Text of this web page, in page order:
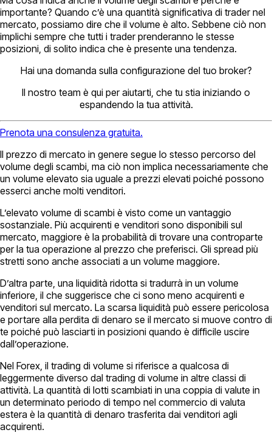
importante? Quando c’è una quantità significativa di trader nel
mercato, possiamo dire che il volume è alto. Sebbene ciò non
implichi sempre che tutti i trader prenderanno le stesse
posizioni, di solito indica che è presente una tendenza.
Hai una domanda sulla configurazione del tuo broker?
Il nostro team è qui per aiutarti, che tu stia iniziando o
espandendo la tua attività.
Prenota una consulenza gratuita.
Il prezzo di mercato in genere segue lo stesso percorso del
volume degli scambi, ma ciò non implica necessariamente che
un volume elevato sia uguale a prezzi elevati poiché possono
esserci anche molti venditori.
L’elevato volume di scambi è visto come un vantaggio
sostanziale. Più acquirenti e venditori sono disponibili sul
mercato, maggiore è la probabilità di trovare una controparte
per la tua operazione al prezzo che preferisci. Gli spread più
stretti sono anche associati a un volume maggiore.
D’altra parte, una liquidità ridotta si tradurrà in un volume
inferiore, il che suggerisce che ci sono meno acquirenti e
venditori sul mercato. La scarsa liquidità può essere pericolosa
e portare alla perdita di denaro se il mercato si muove contro di
te poiché può lasciarti in posizioni quando è difficile uscire
dall’operazione.
Nel Forex, il trading di volume si riferisce a qualcosa di
leggermente diverso dal trading di volume in altre classi di
attività. La quantità di lotti scambiati in una coppia di valute in
un determinato periodo di tempo nel commercio di valuta
estera è la quantità di denaro trasferita dai venditori agli
acquirenti.